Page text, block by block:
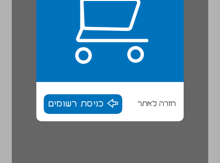
חזרה לאתר כניסת רשומים